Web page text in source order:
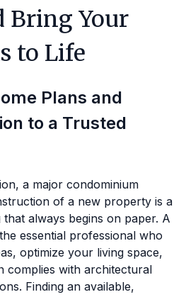
Bring Your
to Life
Plans and
to a Trusted
a major condominium
of a new property is a
always begins on paper. A
essential professional who
optimize your living space,
complies with architectural
Finding an available,